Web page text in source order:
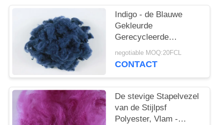
Indigo - de Blauwe
Gekleurde
Gerecycleerde
Schuring van de
Polyesterstapelvezel -
negotiable MOQ:20FCL
CONTACT
De stevige Stapelvezel
van de Stijlpsf
Polyester, Vlam -